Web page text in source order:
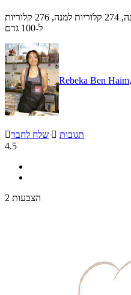
עוגת בננות בחושה וקלה מאוד להכנה, 274 קלוריות למנה, 276 קלוריות
ל-100 גרם
Rebeka Ben Haim
שלח לחבר  תגובות
4.5
2 הצבעות